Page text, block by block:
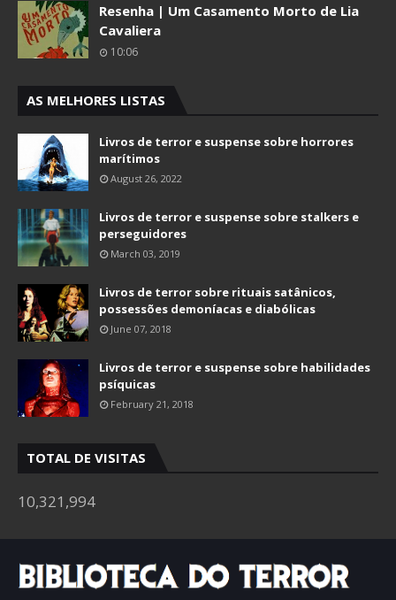
Resenha | Um Casamento Morto de Lia
Cavaliera
10:06
AS MELHORES LISTAS
Livros de terror e suspense sobre horrores
marítimos
August 26, 2022
Livros de terror e suspense sobre stalkers e
perseguidores
March 03, 2019
Livros de terror sobre rituais satânicos,
possessões demoníacas e diabólicas
June 07, 2018
Livros de terror e suspense sobre habilidades
psíquicas
February 21, 2018
TOTAL DE VISITAS
10,321,994